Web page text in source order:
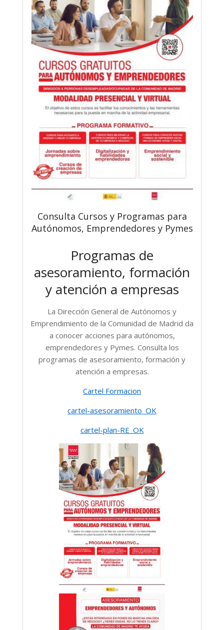
Consulta Cursos y Programas para
Autónomos, Emprendedores y Pymes
Programas de
asesoramiento, formación
y atención a empresas
La Dirección General de Autónomos y
Emprendimiento de la Comunidad de Madrid da
a conocer acciones para autónomos,
emprendedores y Pymes. Consulta los
programas de asesoramiento, formación y
atención a empresas.
Cartel Formacion
cartel-asesoramiento_OK
cartel-plan-RE_OK